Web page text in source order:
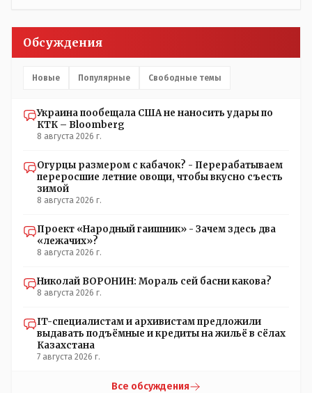
Обсуждения
Новые Популярные Свободные темы
Украина пообещала США не наносить удары по
КТК – Bloomberg
8 августа 2026 г.
Огурцы размером с кабачок? - Перерабатываем
переросшие летние овощи, чтобы вкусно съесть
зимой
8 августа 2026 г.
Проект «Народный гаишник» - Зачем здесь два
«лежачих»?
8 августа 2026 г.
Николай ВОРОНИН: Мораль сей басни какова?
8 августа 2026 г.
IT-специалистам и архивистам предложили
выдавать подъёмные и кредиты на жильё в сёлах
Казахстана
7 августа 2026 г.
Все обсуждения